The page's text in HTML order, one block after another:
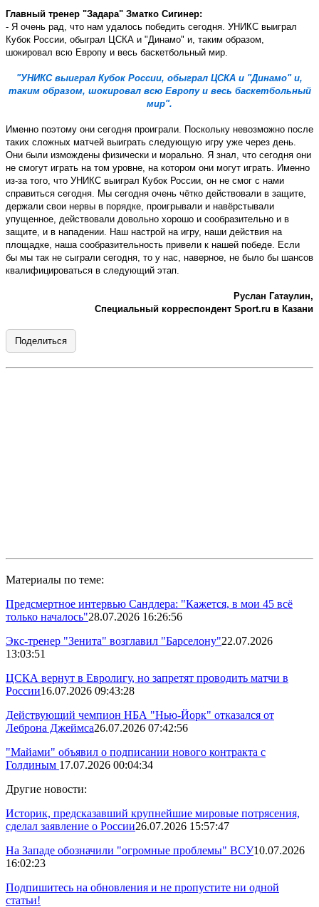
Главный тренер "Задара" Зматко Сигинер:
- Я очень рад, что нам удалось победить сегодня. УНИКС выиграл
Кубок России, обыграл ЦСКА и "Динамо" и, таким образом,
шокировал всю Европу и весь баскетбольный мир.
"УНИКС выиграл Кубок России, обыграл ЦСКА и "Динамо" и,
таким образом, шокировал всю Европу и весь баскетбольный
мир".
Именно поэтому они сегодня проиграли. Поскольку невозможно после
таких сложных матчей выиграть следующую игру уже через день.
Они были измождены физически и морально. Я знал, что сегодня они
не смогут играть на том уровне, на котором они могут играть. Именно
из-за того, что УНИКС выиграл Кубок России, он не смог с нами
справиться сегодня. Мы сегодня очень чётко действовали в защите,
держали свои нервы в порядке, проигрывали и навёрстывали
упущенное, действовали довольно хорошо и сообразительно и в
защите, и в нападении. Наш настрой на игру, наши действия на
площадке, наша сообразительность привели к нашей победе. Если
бы мы так не сыграли сегодня, то у нас, наверное, не было бы шансов
квалифицироваться в следующий этап.
Руслан Гатаулин,
Специальный корреспондент Sport.ru в Казани
Поделиться
Материалы по теме:
Предсмертное интервью Сандлера: "Кажется, в мои 45 всё
только началось"28.07.2026 16:26:56
Экс-тренер "Зенита" возглавил "Барселону"22.07.2026
13:03:51
ЦСКА вернут в Евролигу, но запретят проводить матчи в
России16.07.2026 09:43:28
Действующий чемпион НБА "Нью-Йорк" отказался от
Леброна Джеймса26.07.2026 07:42:56
"Майами" объявил о подписании нового контракта с
Голдиным 17.07.2026 00:04:34
Другие новости:
Историк, предсказавший крупнейшие мировые потрясения,
сделал заявление о России26.07.2026 15:57:47
На Западе обозначили "огромные проблемы" ВСУ10.07.2026
16:02:23
Подпишитесь на обновления и не пропустите ни одной
статьи!